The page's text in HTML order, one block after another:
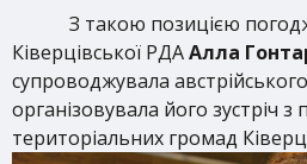
З такою позицією
Ківерцівської РДААлла
супроводжувала
організовувала його зустріч
територіальних громад